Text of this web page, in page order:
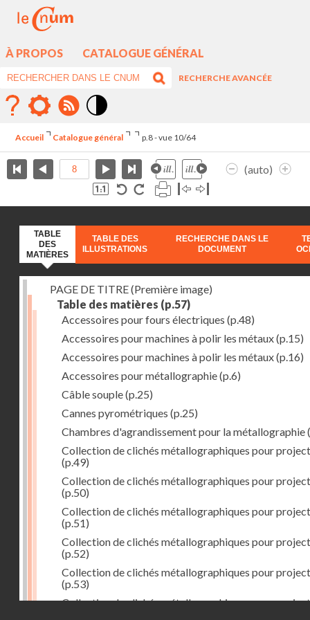
À PROPOS CATALOGUE GÉNÉRAL
RECHERCHE AVANCÉE
élévé
Accueil Catalogue général p.8 - vue 10/64
(auto)
TABLE
DES
MATIÈRES
TABLE DES
ILLUSTRATIONS
RECHERCHE DANS LE
DOCUMENT
PAGE DE TITRE (Première image)
Table des matières (p.57)
Accessoires pour fours électriques (p.48)
Accessoires pour machines à polir les métaux(p.15)
Accessoires pour machines à polir les métaux(p.16)
Accessoires pour métallographie(p.6)
Câble souple(p.25)
Cannes pyrométriques (p.25)
Chambres d'agrandissement pour la métallographie
Collection de clichés métallographiques pour
(p.49)
Collection de clichés métallographiques pour
(p.50)
Collection de clichés métallographiques pour
(p.51)
Collection de clichés métallographiques pour
(p.52)
Collection de clichés métallographiques pour
(p.53)
Collection de clichés métallographiques pour